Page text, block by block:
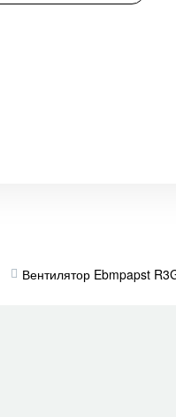
Вентилятор Ebmpapst